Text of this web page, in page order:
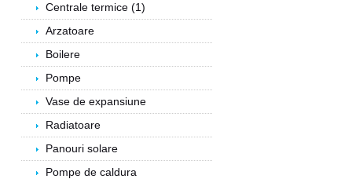
Centrale termice (1)
Arzatoare
Boilere
Pompe
Vase de expansiune
Radiatoare
Panouri solare
Pompe de caldura